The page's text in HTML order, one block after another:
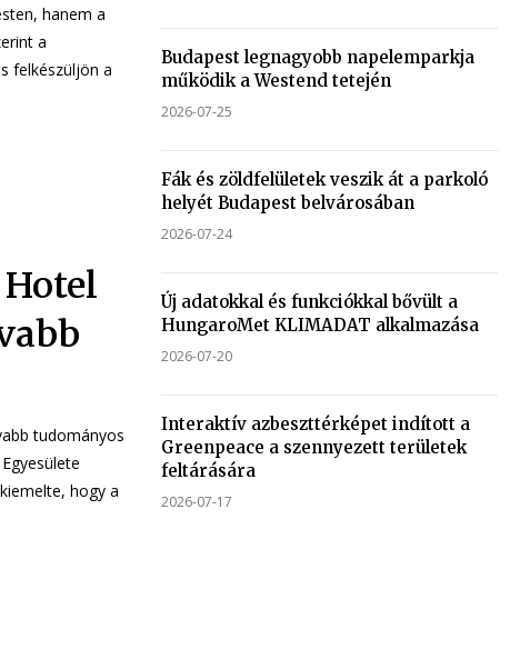
hanem a
a
felkészüljön a
tudományos
Budapest legnagyobb napelemparkja
működik a Westend tetején
2026-07-25
Fák és zöldfelületek veszik át a parkoló
helyét Budapest belvárosában
2026-07-24
Új adatokkal és funkciókkal bővült a
HungaroMet KLIMADAT alkalmazása
2026-07-20
Interaktív azbeszttérképet indított a
Greenpeace a szennyezett területek
feltárására
2026-07-17